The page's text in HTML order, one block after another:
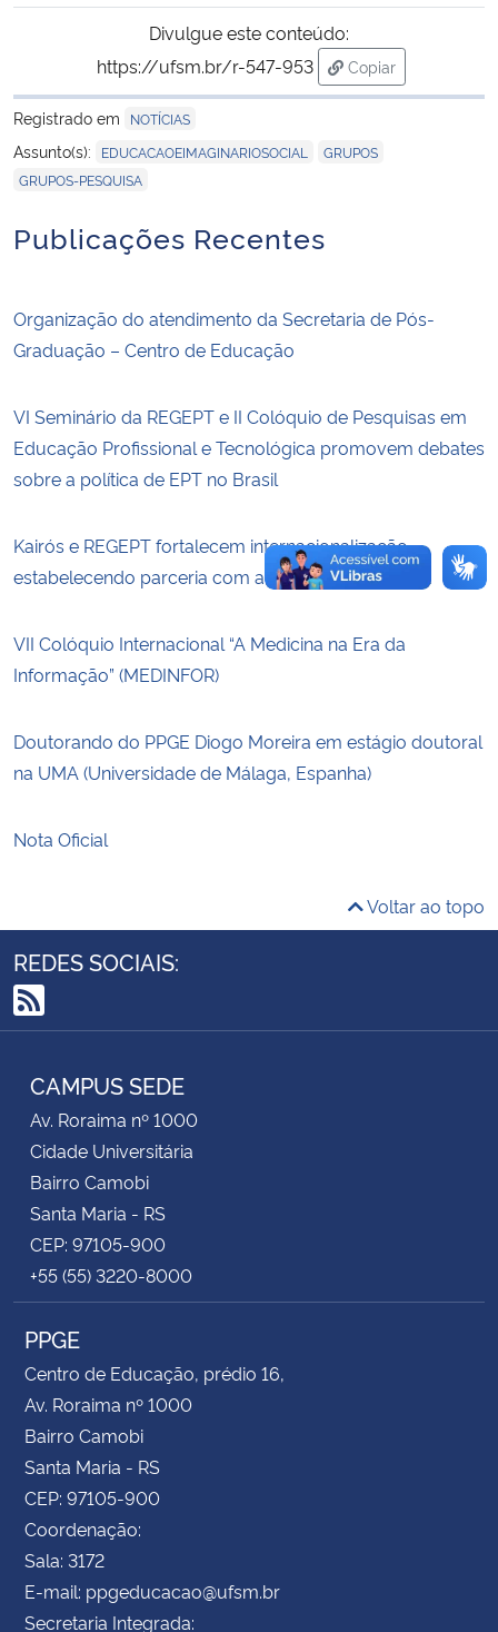
Ministério do Desenvolvimento Regional
Controladoria-Geral da União
Ministério da Mulher, da Família e dos Direitos Humanos
Secretaria-Geral
Secretaria de Governo
Advocacia-Geral da União
Banco Central do Brasil
Planalto
Divulgue este conteúdo:
https://ufsm.br/r-547-953
Copiar
para área de
Registrado em
NOTÍCIAS
Assunto(s): EDUCACAOEIMAGINARIOSOCIAL GRUPOS
GRUPOS-PESQUISA
Publicações Recentes
Organização do atendimento da Secretaria de Pós-
Graduação – Centro de Educação
VI Seminário da REGEPT e II Colóquio de Pesquisas em
Educação Profissional e Tecnológica promovem debates
sobre a política de EPT no Brasil
Kairós e REGEPT fortalecem internacionalização,
estabelecendo parceria com a Rede Bioma Pampa
VII Colóquio Internacional “A Medicina na Era da
Informação” (MEDINFOR)
Doutorando do PPGE Diogo Moreira em estágio doutoral
na UMA (Universidade de Málaga, Espanha)
Nota Oficial
Voltar ao topo
REDES SOCIAIS:
RSS
CAMPUS SEDE
Av. Roraima nº 1000
Cidade Universitária
Bairro Camobi
Santa Maria - RS
CEP: 97105-900
+55 (55) 3220-8000
PPGE
Centro de Educação, prédio 16,
Av. Roraima nº 1000
Bairro Camobi
Santa Maria - RS
CEP: 97105-900
Coordenação:
Sala: 3172
E-mail: ppgeducacao@ufsm.br
Secretaria Integrada: